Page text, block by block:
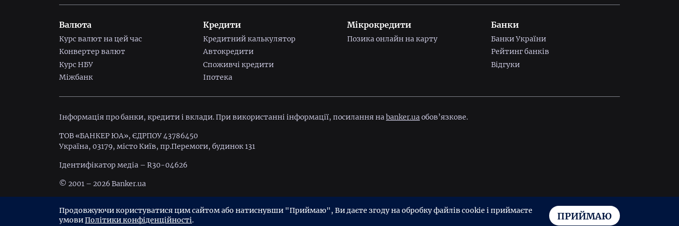
Валюта
Курс валют на цей час
Конвертер валют
Курс НБУ
Міжбанк
Кредити
Кредитний калькулятор
Автокредити
Споживчі кредити
Іпотека
Мікрокредити
Позика онлайн на карту
Банки
Банки України
Рейтинг банків
Відгуки
Інформація про банки, кредити і вклади. При використанні інформації, посилання наbanker.uaобов’язкове.
ТОВ «БАНКЕР ЮА», ЄДРПОУ 43786450
Україна, 03179, місто Київ, пр.Перемоги, будинок 131
Ідентифiкатор медiа – R30-04626
© 2001 – 2026 Banker.ua
Умови використання Політика конфіденційності Угода користувача
ПРИЙМАЮ
Продовжуючи користуватися цим сайтом або натиснувши "Приймаю", Ви даєте згоду на обробку файлів cookie і приймаєте
умовиПолітики конфіденційності.